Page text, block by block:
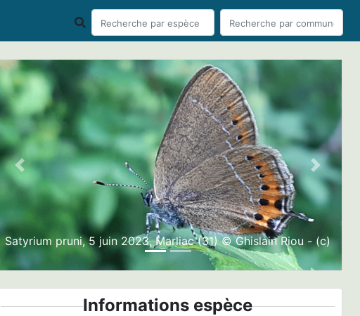
Satyrium pruni, 5 juin 2023, Marliac (31) © Ghislain Riou - (c)
Previous Next
Informations espèce